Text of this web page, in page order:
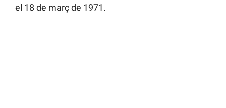
el 18 de març de 1971.